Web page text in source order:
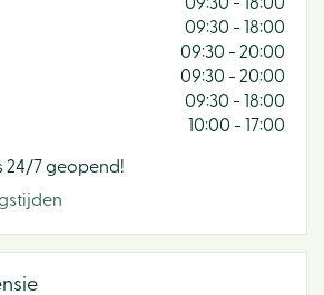
09:30 - 18:00
09:30 - 20:00
09:30 - 20:00
09:30 - 18:00
10:00 - 17:00
24/7 geopend!